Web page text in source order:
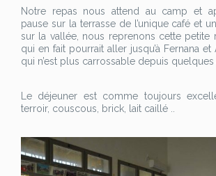
Notre repas nous attend au camp et
pause sur la terrasse de l’unique café et
sur la vallée, nous reprenons cette petite
qui en fait pourrait aller jusqu’à Fernana et
qui n’est plus carrossable depuis quelques
Le déjeuner est comme toujours
terroir, couscous, brick, lait caillé ..